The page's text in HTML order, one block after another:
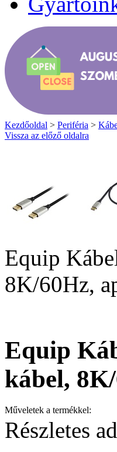
Kezdőoldal > Periféria >
Vissza az előző oldalra
Equip
8K/60Hz,
Equip
kábel,
Műveletek a termékkel:
Részletes